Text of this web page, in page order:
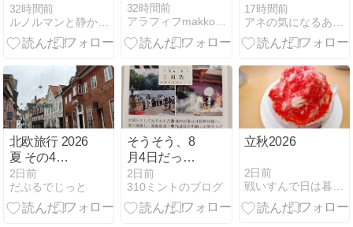
ひらく｜月明
かりの庭リー
ディング
32時間前
ルノルマンと静かな時間
32時間前
アラフィフmakkoのこんな毎日
たから】7月
に読まれた記
事TOP５＋
匿名配送の品
目記載まで】
17時間前
アネの気になるあれこレビュー
北欧旅行 2026
夏 その4
Odense
Denmark
2日前
だぶるでじっと
そうそう、8
月4日だっ
た！
2日前
310ミントのブログ
立秋2026
2日前
戦いすんで日は暮れて 〜アラフィフゲイの婚活(？)日記